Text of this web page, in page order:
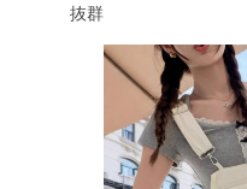
抜群